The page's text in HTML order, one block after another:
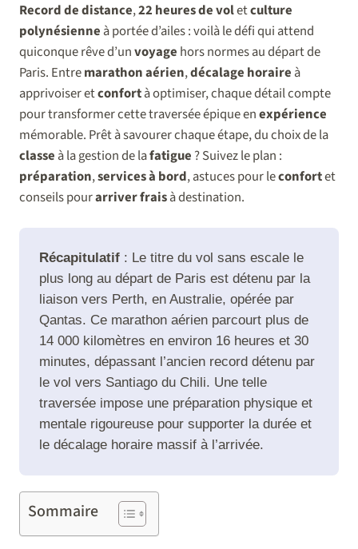
Record de distance,22 heures de voletculture
polynésienne à portée d’ailes : voilà le défi qui attend
quiconque rêve d’unvoyage hors normes au départ de
Paris. Entremarathon aérien,décalage horaire à
apprivoiser etconfortà optimiser, chaque détail compte
pour transformer cette traversée épique enexpérience
mémorable. Prêt à savourer chaque étape, du choix de la
classe à la gestion de lafatigue ? Suivez le plan :
préparation,services à bord, astuces pour leconfortet
conseils pourarriver fraisà destination.
Récapitulatif : Le titre du vol sans escale le
plus long au départ de Paris est détenu par la
liaison vers Perth, en Australie, opérée par
Qantas. Ce marathon aérien parcourt plus de
14 000 kilomètres en environ 16 heures et 30
minutes, dépassant l’ancien record détenu par
le vol vers Santiago du Chili. Une telle
traversée impose une préparation physique et
mentale rigoureuse pour supporter la durée et
le décalage horaire massif à l’arrivée.
Sommaire